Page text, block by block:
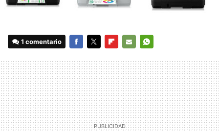
1 comentario
MAIL